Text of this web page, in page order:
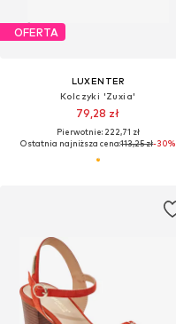
OFERTA
LUXENTER
Kolczyki 'Zuxia'
79,28 zł
Pierwotnie: 222,71 zł
Ostatnia najniższa cena:113,25 zł-30%